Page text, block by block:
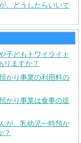
、どうしたらいいで
子どもトワイライト
りますか？
かり事業の利用料の
かり事業は食事の提
が、乳幼児一時預か
？